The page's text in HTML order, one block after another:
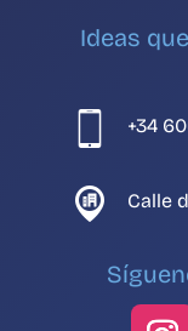
Ideas
+34
Calle